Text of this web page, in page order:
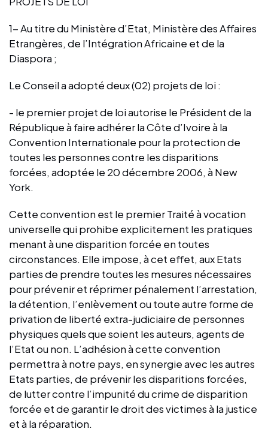
1- Au titre du Ministère d’Etat, Ministère des Affaires
Etrangères, de l’Intégration Africaine et de la
Diaspora ;
Le Conseil a adopté deux (02) projets de loi :
- le premier projet de loi autorise le Président de la
République à faire adhérer la Côte d’Ivoire à la
Convention Internationale pour la protection de
toutes les personnes contre les disparitions
forcées, adoptée le 20 décembre 2006, à New
York.
Cette convention est le premier Traité à vocation
universelle qui prohibe explicitement les pratiques
menant à une disparition forcée en toutes
circonstances. Elle impose, à cet effet, aux Etats
parties de prendre toutes les mesures nécessaires
pour prévenir et réprimer pénalement l’arrestation,
la détention, l’enlèvement ou toute autre forme de
privation de liberté extra-judiciaire de personnes
physiques quels que soient les auteurs, agents de
l’Etat ou non. L’adhésion à cette convention
permettra à notre pays, en synergie avec les autres
Etats parties, de prévenir les disparitions forcées,
de lutter contre l’impunité du crime de disparition
forcée et de garantir le droit des victimes à la justice
et à la réparation.